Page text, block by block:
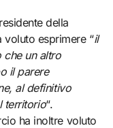
della
voluto esprimere “il
un altro
il parere
al definitivo
territorio“.
ha inoltre voluto